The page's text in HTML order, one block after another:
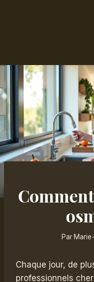
Par
Chaque jour, de
professionnels